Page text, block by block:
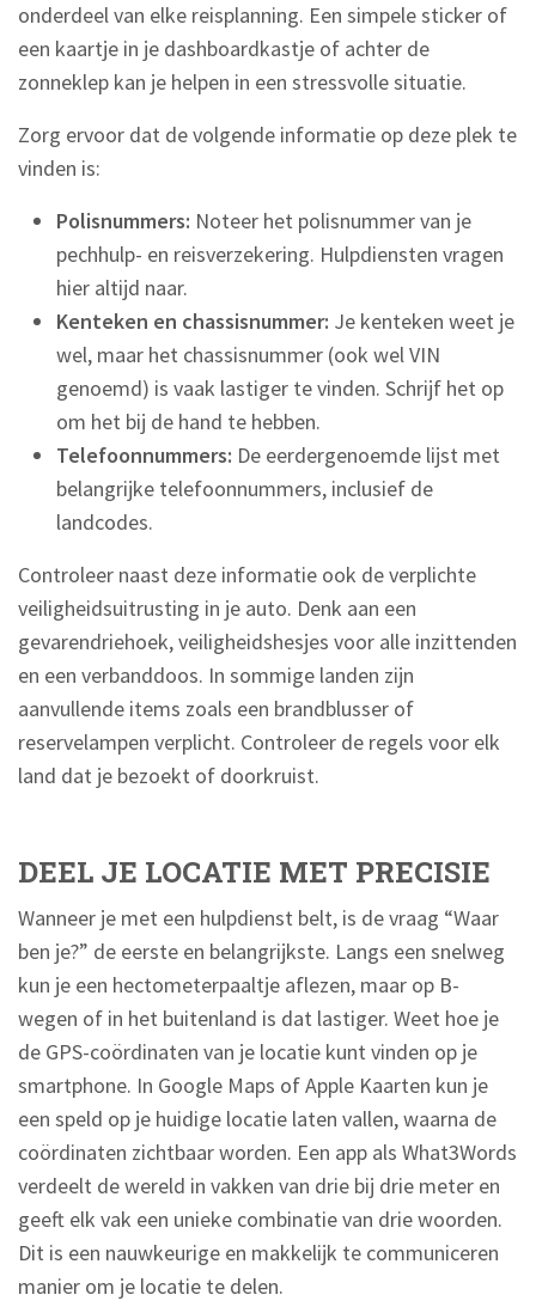
onderdeel van elke reisplanning. Een simpele sticker of
een kaartje in je dashboardkastje of achter de
zonneklep kan je helpen in een stressvolle situatie.
Zorg ervoor dat de volgende informatie op deze plek te
vinden is:
Polisnummers: Noteer het polisnummer van je
pechhulp- en reisverzekering. Hulpdiensten vragen
hier altijd naar.
Kenteken en chassisnummer: Je kenteken weet je
wel, maar het chassisnummer (ook wel VIN
genoemd) is vaak lastiger te vinden. Schrijf het op
om het bij de hand te hebben.
Telefoonnummers: De eerdergenoemde lijst met
belangrijke telefoonnummers, inclusief de
landcodes.
Controleer naast deze informatie ook de verplichte
veiligheidsuitrusting in je auto. Denk aan een
gevarendriehoek, veiligheidshesjes voor alle inzittenden
en een verbanddoos. In sommige landen zijn
aanvullende items zoals een brandblusser of
reservelampen verplicht. Controleer de regels voor elk
land dat je bezoekt of doorkruist.
DEEL JE LOCATIE MET PRECISIE
Wanneer je met een hulpdienst belt, is de vraag “Waar
ben je?” de eerste en belangrijkste. Langs een snelweg
kun je een hectometerpaaltje aflezen, maar op B-
wegen of in het buitenland is dat lastiger. Weet hoe je
de GPS-coördinaten van je locatie kunt vinden op je
smartphone. In Google Maps of Apple Kaarten kun je
een speld op je huidige locatie laten vallen, waarna de
coördinaten zichtbaar worden. Een app als What3Words
verdeelt de wereld in vakken van drie bij drie meter en
geeft elk vak een unieke combinatie van drie woorden.
Dit is een nauwkeurige en makkelijk te communiceren
manier om je locatie te delen.